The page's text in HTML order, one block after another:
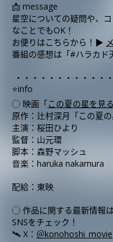
📩 message
星空についての疑問や、
なことでもOK！
お便りはこちらから！▶︎
番組の感想は「#ハラカド
・・・・・・・・・・・
⭐️info
◯ 映画「この夏の星を見る
原作：辻村深月「この夏
主演：桜田ひより
監督：山元環
脚本：森野マッシュ
音楽：haruka nakamura
配給：東映
◯ 作品に関する最新情報
SNSをチェック！
🛰️ X： ＠konohoshi_movie